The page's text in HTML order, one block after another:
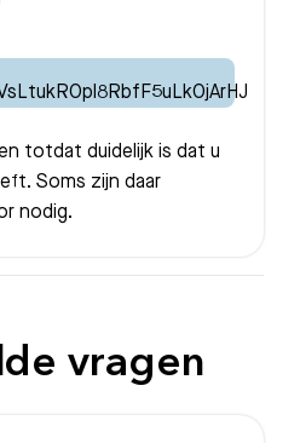
totdat duidelijk is dat u
Soms zijn daar
nodig.
vragen